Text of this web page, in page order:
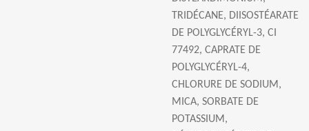
TRIDÉCANE, DIISOST ÉARATE
DE POLYGLYCÉRYL-3, CI
77492, CAPRATE DE
POLYGLYCÉRYL-4,
CHLORURE DE SODIUM,
MICA, SORBATE DE
POTASSIUM,